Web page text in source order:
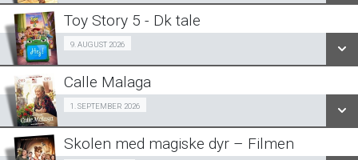
LÆS MERE
SE ALLE DAGE
LÆS MERE
Toy Story 5 - Dk tale
9. AUGUST 2026
SE ALLE DAGE
LÆS MERE
Calle Malaga
1. SEPTEMBER 2026SeniorBio 01/09
SE ALLE DAGE
Skolen med magiske dyr – Filmen